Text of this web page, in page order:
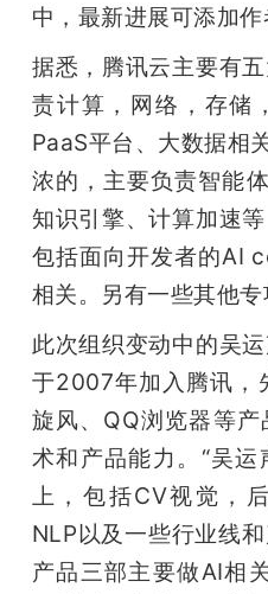
中，最新进展可添加作
据悉，腾讯云主要有
责计算，网络，存储
PaaS平台、大数据相
浓的，主要负责智能
知识引擎、计算加速
包括面向开发者的AI
相关。另有一些其他专
此次组织变动中的吴
于2007年加入腾讯，
旋风、QQ浏览器等
术和产品能力。“吴
上，包括CV视觉，
NLP以及一些行业线
产品三部主要做AI相